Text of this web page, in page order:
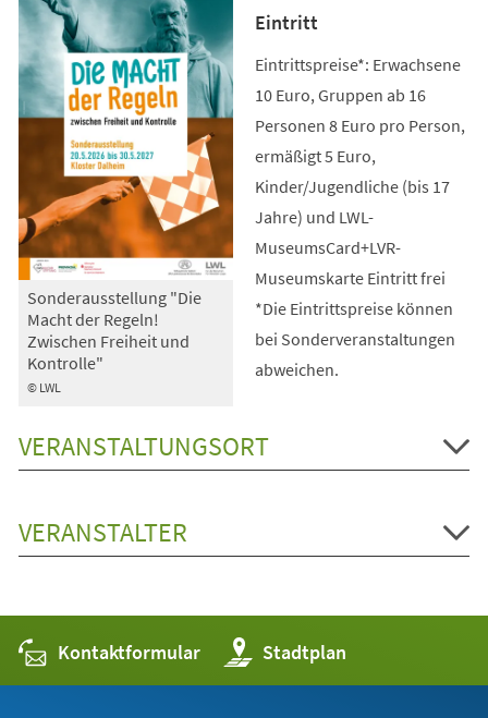
© LWL
Sonderausstellung "Die
Macht der Regeln!
Zwischen Freiheit und
Kontrolle"
Eintritt
Eintrittspreise*: Erwachsene
10 Euro, Gruppen ab 16
Personen 8 Euro pro Person,
ermäßigt 5 Euro,
Kinder/Jugendliche (bis 17
Jahre) und LWL-
MuseumsCard+LVR-
Museumskarte Eintritt frei
*Die Eintrittspreise können
bei Sonderveranstaltungen
abweichen.
VERANSTALTUNGSORT
VERANSTALTER
Kontaktformular Stadtplan
(Öffnet
in
einem